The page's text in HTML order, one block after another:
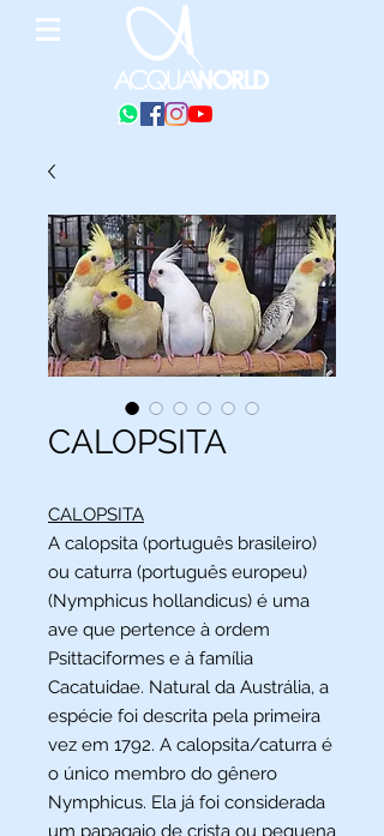
CALOPSITA
CALOPSITA
A calopsita (português brasileiro)
ou caturra (português europeu)
(Nymphicus hollandicus) é uma
ave que pertence à ordem
Psittaciformes e à família
Cacatuidae. Natural da Austrália, a
espécie foi descrita pela primeira
vez em 1792. A calopsita/caturra é
o único membro do gênero
Nymphicus. Ela já foi considerada
um papagaio de crista ou pequena